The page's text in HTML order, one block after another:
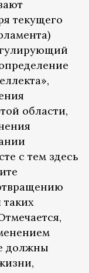
текущего
области,
с тем здесь
таких
должны